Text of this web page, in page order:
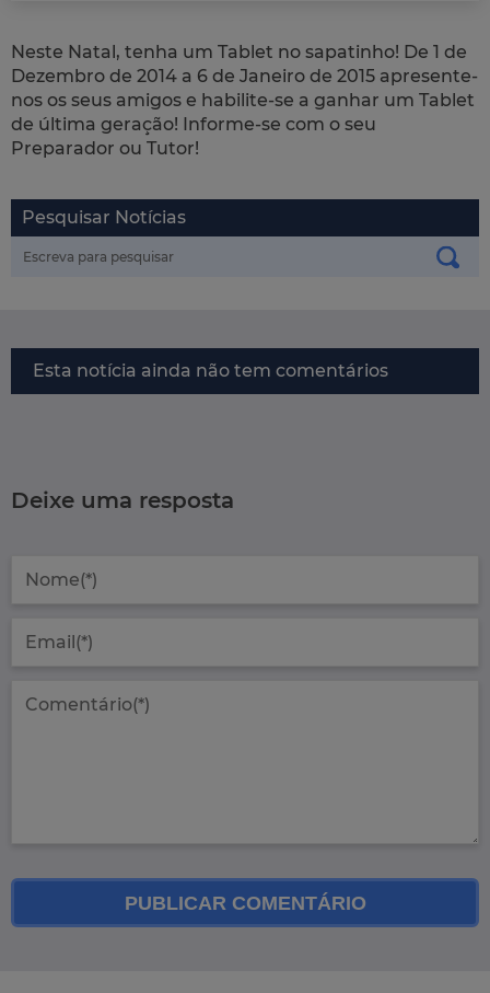
Neste Natal, tenha um Tablet no sapatinho! De 1 de
Dezembro de 2014 a 6 de Janeiro de 2015 apresente-
nos os seus amigos e habilite-se a ganhar um Tablet
de última geração! Informe-se com o seu
Preparador ou Tutor!
Pesquisar Notícias
Esta notícia ainda não tem comentários
Deixe uma resposta
PUBLICAR COMENTÁRIO